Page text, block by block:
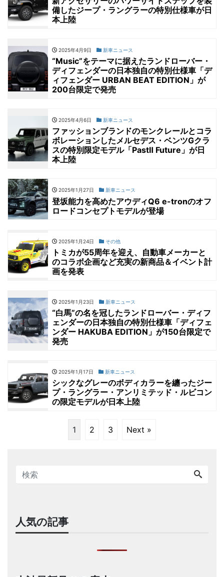
備したジープ・ラングラーの特別仕様車が日
本上陸
2025年4月9日 新車ニュース
“Music”をテーマに据えたランドローバー・
ディフェンダーの日本独自の特別仕様車「デ
ィフェンダー URBAN BEAT EDITION」が
200台限定で発売
2025年4月6日 新車ニュース
ファッションブランドのモンクレールとコラ
ボレーションしたメルセデス・ベンツGクラ
スの特別限定モデル「PastⅡ Future」が日
本上陸
2025年1月27日 新車ニュース
登坂能力を高めたアウディQ6 e-tronのオフ
ロードコンセプトモデルが登場
2025年1月24日 その他
トミカが55周年を迎え、自動車メーカーと
のコラボ企画など充実の新商品＆イベント計
画を発表
2025年1月23日 新車ニュース
“白馬”の名を冠したランドローバー・ディフ
ェンダーの日本独自の特別仕様車「ディフェ
ンダー HAKUBA EDITION」が150台限定で
発売
2025年1月17日 新車ニュース
シックなグレーのボディカラーを纏ったジー
プ・ラングラー・アンリミテッド・ルビコン
の限定モデルが日本上陸
1 2 3 Next »
人気の記事